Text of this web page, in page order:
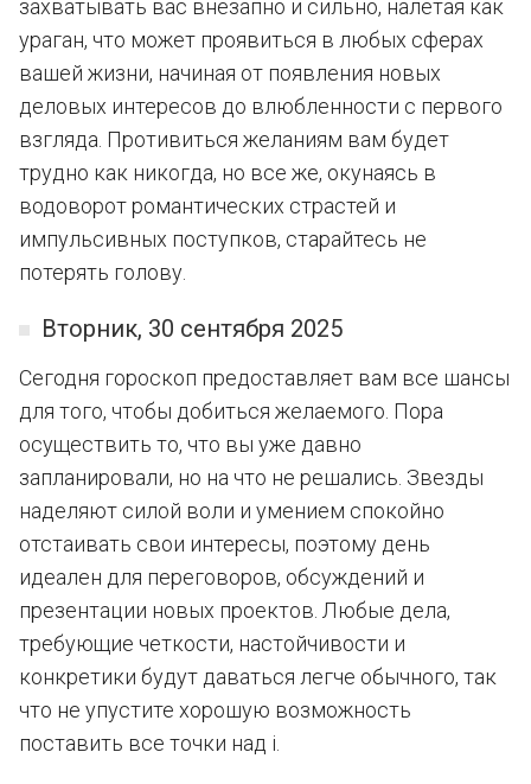
захватывать вас внезапно и сильно, налетая как
ураган, что может проявиться в любых сферах
вашей жизни, начиная от появления новых
деловых интересов до влюбленности с первого
взгляда. Противиться желаниям вам будет
трудно как никогда, но все же, окунаясь в
водоворот романтических страстей и
импульсивных поступков, старайтесь не
потерять голову.
Вторник, 30 сентября 2025
Сегодня гороскоп предоставляет вам все шансы
для того, чтобы добиться желаемого. Пора
осуществить то, что вы уже давно
запланировали, но на что не решались. Звезды
наделяют силой воли и умением спокойно
отстаивать свои интересы, поэтому день
идеален для переговоров, обсуждений и
презентации новых проектов. Любые дела,
требующие четкости, настойчивости и
конкретики будут даваться легче обычного, так
что не упустите хорошую возможность
поставить все точки над i.